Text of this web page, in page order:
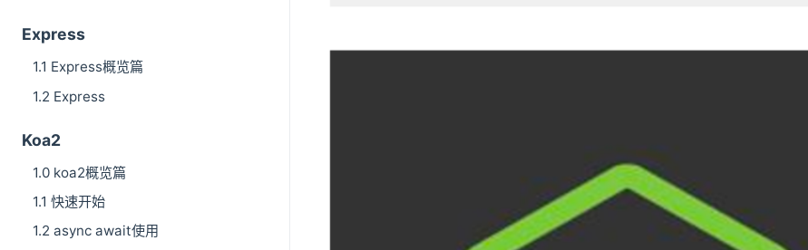
Express
1.1 Express概览篇
1.2 Express
Koa2
1.0 koa2概览篇
1.1 快速开始
1.2 async await使用